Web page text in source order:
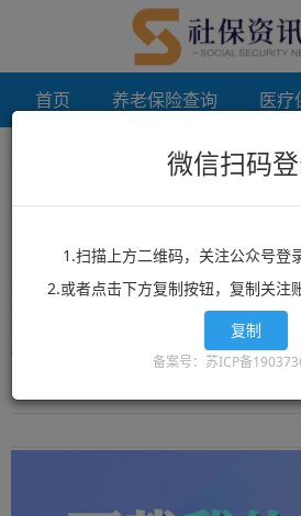
首页 养老保险查询 医疗
徐州档案
想了解徐州档案补办？徐州档案补办相关
息？就来12333社保查询网！这里有全网
相关文章资讯，徐州档案补办的最新信息
微信扫码
1.扫描上方二维码，关注公众号登
2.或者点击下方复制按钮，复制关注
复制
备案号：苏ICP备